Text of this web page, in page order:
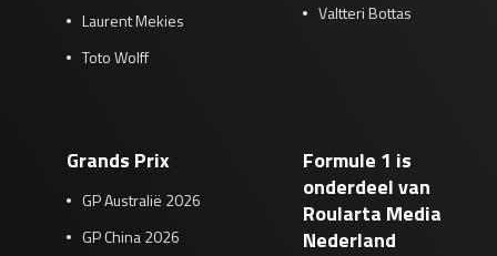
Laurent Mekies
Toto Wolff
Valtteri Bottas
Grands Prix
GP Australië 2026
GP China 2026
Formule 1 is
onderdeel van
Roularta Media
Nederland